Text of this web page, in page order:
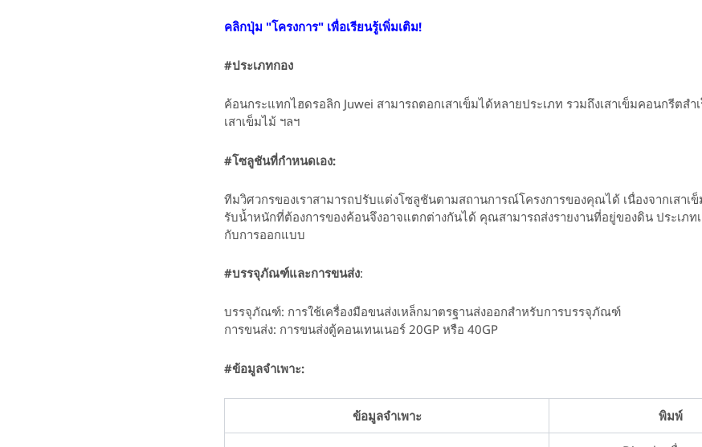
คลิกปุ่ม "โครงการ" เพื่อเรียนรู้เพิ่มเติม!
#ประเภทกอง
ค้อนกระแทกไฮดรอลิก Juwei สามารถตอกเสาเข็มได้หลายประเภท รวมถึงเสาเข็มคอนกรีตสำ
เสาเข็มไม้ ฯลฯ
#โซลูชันที่กำหนดเอง:
ทีมวิศวกรของเราสามารถปรับแต่งโซลูชันตามสถานการณ์โครงการของคุณได้ เนื่องจากเสา
รับน้ำหนักที่ต้องการของค้อนจึงอาจแตกต่างกันได้ คุณสามารถส่งรายงานที่อยู่ของดิน ประเภ
กับการออกแบบ
#บรรจุภัณฑ์และการขนส่ง:
บรรจุภัณฑ์: การใช้เครื่องมือขนส่งเหล็กมาตรฐานส่งออกสำหรับการบรรจุภัณฑ์
การขนส่ง: การขนส่งตู้คอนเทนเนอร์ 20GP หรือ 40GP
#ข้อมูลจำเพาะ:
ข้อมูลจำเพาะ พิมพ์